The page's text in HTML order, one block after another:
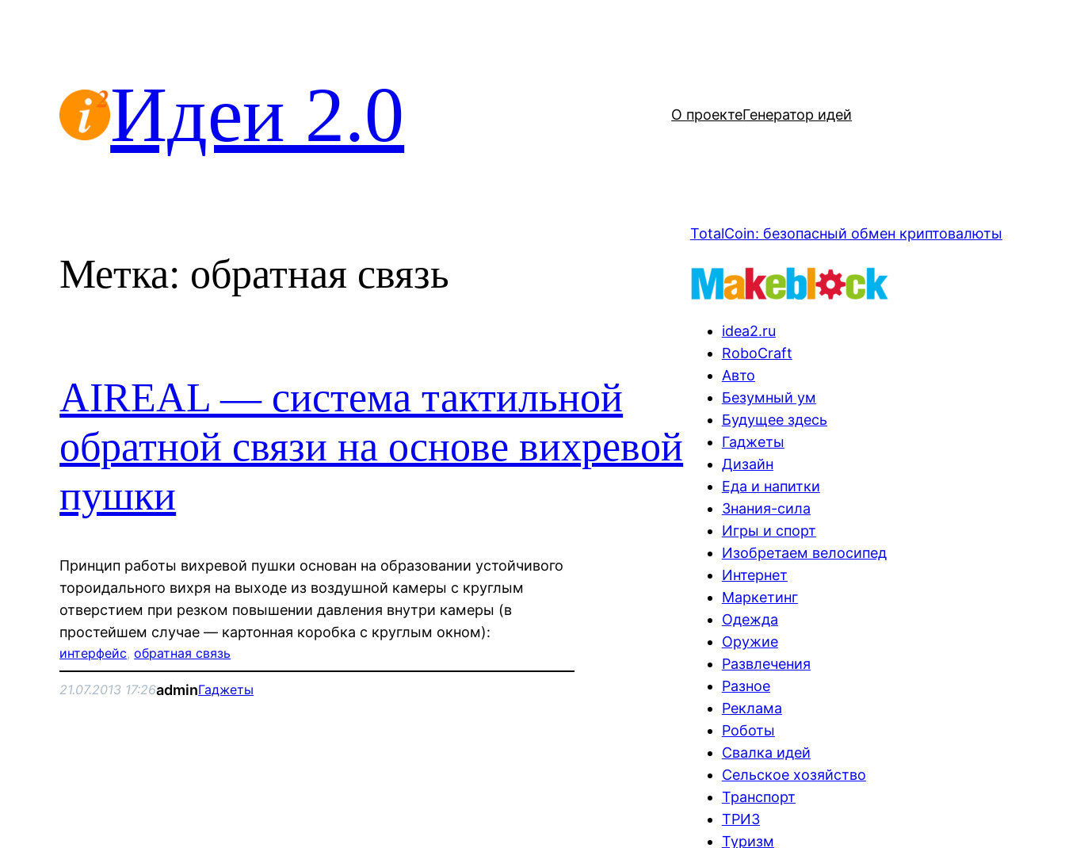
Идеи 2.0 О проектеГенератор идей
Метка: обратная связь
AIREAL — система тактильной
обратной связи на основе вихревой
пушки
Принцип работы вихревой пушки основан на образовании устойчивого
тороидального вихря на выходе из воздушной камеры с круглым
отверстием при резком повышении давления внутри камеры (в
простейшем случае — картонная коробка с круглым окном):
интерфейс, обратная связь
21.07.2013 17:26adminГаджеты
TotalCoin: безопасный обмен криптовалюты
idea2.ru
RoboCraft
Авто
Безумный ум
Будущее здесь
Гаджеты
Дизайн
Еда и напитки
Знания-сила
Игры и спорт
Изобретаем велосипед
Интернет
Маркетинг
Одежда
Оружие
Развлечения
Разное
Реклама
Роботы
Свалка идей
Сельское хозяйство
Транспорт
ТРИЗ
Туризм